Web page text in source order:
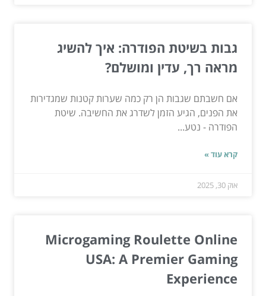
גבות בשיטת הפודרה: איך להשיג
מראה רך, עדין ומושלם?
אם חשבתם שגבות הן רק כמה שערות קטנות שמגדירות
את הפנים, הגיע הזמן לשדרג את החשיבה. שיטת
הפודרה - נטע...
קרא עוד »
אוק 30, 2025
Microgaming Roulette Online
USA: A Premier Gaming
Experience